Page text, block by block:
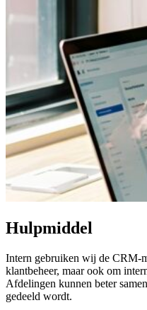
Hulpmiddel
Intern gebruiken wij de CRM-
klantbeheer, maar ook om
Afdelingen kunnen beter
gedeeld wordt.